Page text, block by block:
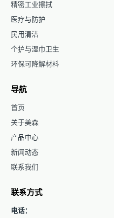
精密工业擦拭
医疗与防护
民用清洁
个护与湿巾卫生
环保可降解材料
导航
首页
关于美森
产品中心
新闻动态
联系我们
联系方式
电话：